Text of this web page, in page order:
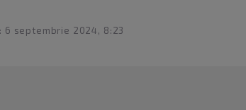
6 septembrie 2024, 8:23